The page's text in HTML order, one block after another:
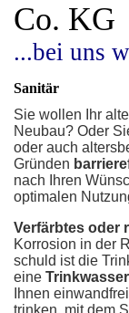
Co. KG
...bei uns
Sanitär
Sie wollen Ihr
Neubau? Oder
oder auch
Gründen
nach Ihren
optimalen
Verfärbtes oder
Korrosion in der
schuld ist die
eine
Ihnen